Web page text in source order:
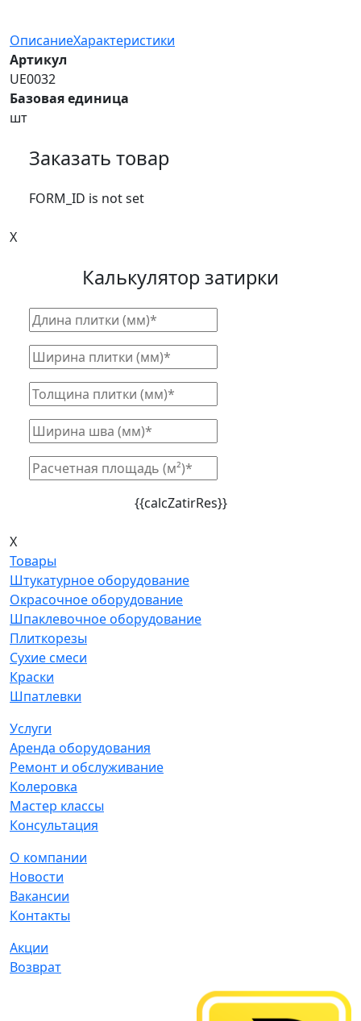
ОписаниеХарактеристики
Артикул
UE0032
Базовая единица
шт
Заказать товар
FORM_ID is not set
X
Калькулятор затирки
{{calcZatirRes}}
X
Товары
Штукатурное оборудование
Окрасочное оборудование
Шпаклевочное оборудование
Плиткорезы
Сухие смеси
Краски
Шпатлевки
Услуги
Аренда оборудования
Ремонт и обслуживание
Колеровка
Мастер классы
Консультация
О компании
Новости
Вакансии
Контакты
Акции
Возврат